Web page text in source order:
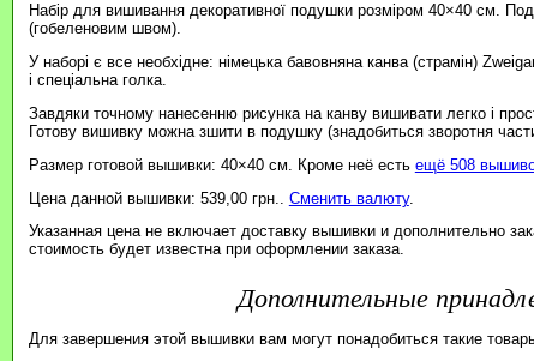
Набір для вишивання декоративної подушки розміром 40×40 см.
(гобеленовим швом).
У наборі є все необхідне: німецька бавовняна канва (страмін)
і спеціальна голка.
Завдяки точному нанесенню рисунка на канву вишивати легко і
Готову вишивку можна зшити в подушку (знадобиться зворотня
Размер готовой вышивки: 40×40 см. Кроме неё есть ещё 508
Цена данной вышивки: 539,00 грн.. Сменить валюту.
Указанная цена не включает доставку вышивки и дополнительно
стоимость будет известна при оформлении заказа.
Дополнительные
Для завершения этой вышивки вам могут понадобиться такие